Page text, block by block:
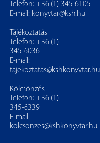
Telefon: +36 (1) 345-6105
E-mail: konyvtar@ksh.hu
Tájékoztatás
Telefon: +36 (1)
345-6036
E-mail:
tajekoztatas@kshkonyvtar.hu
Kölcsönzés
Telefon: +36 (1)
345-6339
E-mail:
kolcsonzes@kshkonyvtar.hu